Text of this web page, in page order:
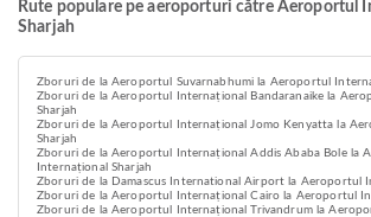
Rute populare pe aeroporturi către Aeroportul
Sharjah
Zboruri de la Aeroportul Suvarnabhumi la Aeroportul
Zboruri de la Aeroportul Internațional Bandaranaike la
Sharjah
Zboruri de la Aeroportul Internațional Jomo Kenyatta la
Sharjah
Zboruri de la Aeroportul Internațional Addis Ababa Bole la
Internațional Sharjah
Zboruri de la Damascus International Airport la Aeroportul
Zboruri de la Aeroportul Internațional Cairo la Aeroportul
Zboruri de la Aeroportul Internațional Trivandrum la